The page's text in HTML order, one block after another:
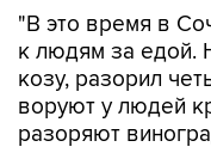
"В это время в
к людям за едой.
козу, разорил
воруют у людей
разоряют